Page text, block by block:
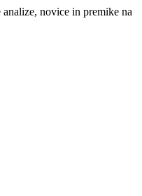
novice in premike na